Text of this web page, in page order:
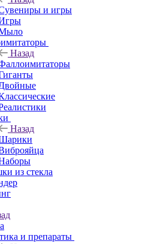
и игры
Назад
Назад
из стекла
и препараты